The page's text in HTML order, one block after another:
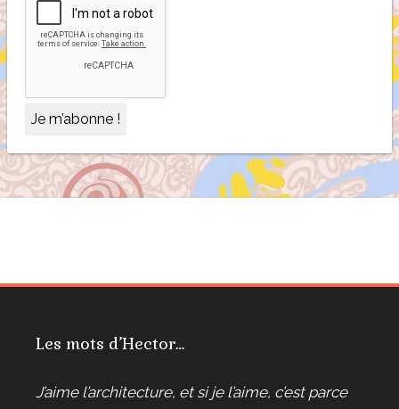
Les mots d’Hector…
J’aime l’architecture, et si je l’aime, c’est parce